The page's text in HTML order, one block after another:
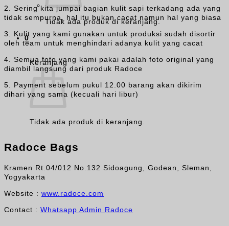
Tidak ada produk di keranjang.
0
Keranjang
Tidak ada produk di keranjang.
2. Sering kita jumpai bagian kulit sapi terkadang ada yang
tidak sempurna, hal itu bukan cacat namun hal yang biasa
3. Kulit yang kami gunakan untuk produksi sudah disortir
oleh team untuk menghindari adanya kulit yang cacat
4. Semua foto yang kami pakai adalah foto original yang
diambil langsung dari produk Radoce
5. Payment sebelum pukul 12.00 barang akan dikirim
dihari yang sama (kecuali hari libur)
Radoce Bags
Kramen Rt.04/012 No.132 Sidoagung, Godean, Sleman,
Yogyakarta
Website : www.radoce.com
Contact : Whatsapp Admin Radoce